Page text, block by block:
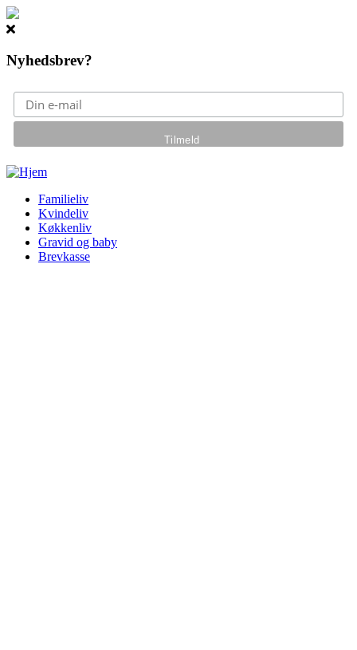
Nyhedsbrev?
Gå til hovedindhold
Familieliv
Kvindeliv
Køkkenliv
Gravid og baby
Brevkasse